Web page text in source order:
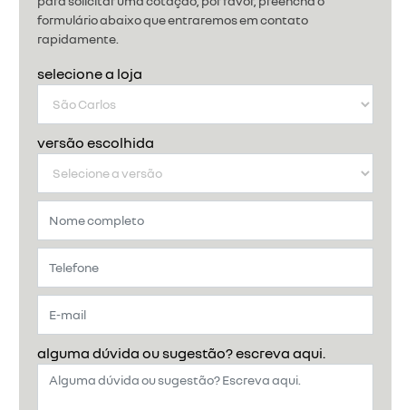
formulário abaixo que entraremos em contato
rapidamente.
selecione a loja
versão escolhida
alguma dúvida ou sugestão? escreva aqui.